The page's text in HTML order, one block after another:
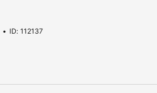
ID: 112137